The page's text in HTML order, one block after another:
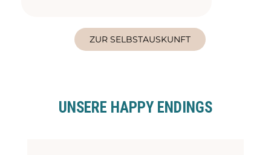
ZUR SELBSTAUSKUNFT
UNSERE HAPPY ENDINGS